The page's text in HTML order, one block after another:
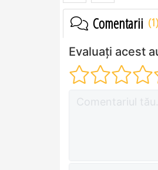
Comentarii
Evaluați acest